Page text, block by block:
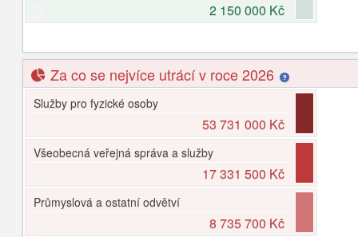
2 150 000 Kč
Za co se nejvíce utrácí v roce 2026
Služby pro fyzické osoby
53 731 000 Kč
Všeobecná veřejná správa a služby
17 331 500 Kč
Průmyslová a ostatní odvětví
8 735 700 Kč